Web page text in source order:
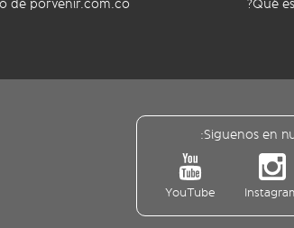
de porvenir.com.co
Siguenos en
YouTube